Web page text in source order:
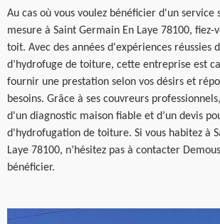
Au cas où vous voulez bénéficier d'un service
mesure à Saint Germain En Laye 78100, fiez-
toit. Avec des années d'expériences réussies
d’hydrofuge de toiture, cette entreprise est
fournir une prestation selon vos désirs et
besoins. Grâce à ses couvreurs
d'un diagnostic maison fiable et d’un devis
d'hydrofugation de toiture. Si vous habitez à
Laye 78100, n’hésitez pas à contacter
bénéficier.